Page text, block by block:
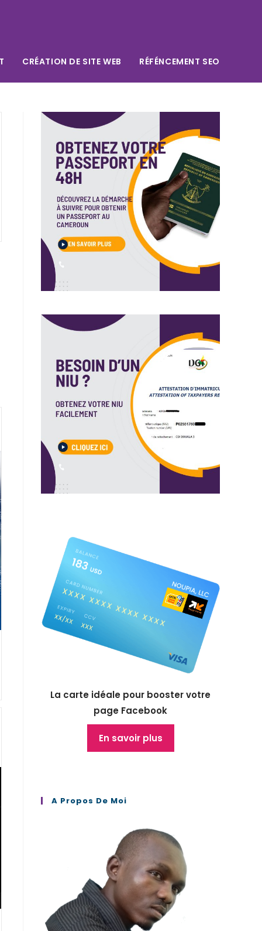
CRÉATION DE SITE WEB RÉFÉNCEMENT SEO
La carte idéale pour booster votre
page Facebook
En savoir plus
A Propos De Moi